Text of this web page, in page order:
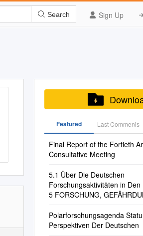
Sign Up
Search
Featured Last Commenis
Final Report of the Fortieth
Consultative Meeting
5.1 Über Die Deutschen
Forschungsaktivitäten in
5 FORSCHUNG,
Polarforschungsagenda
Perspektiven Der Deutschen